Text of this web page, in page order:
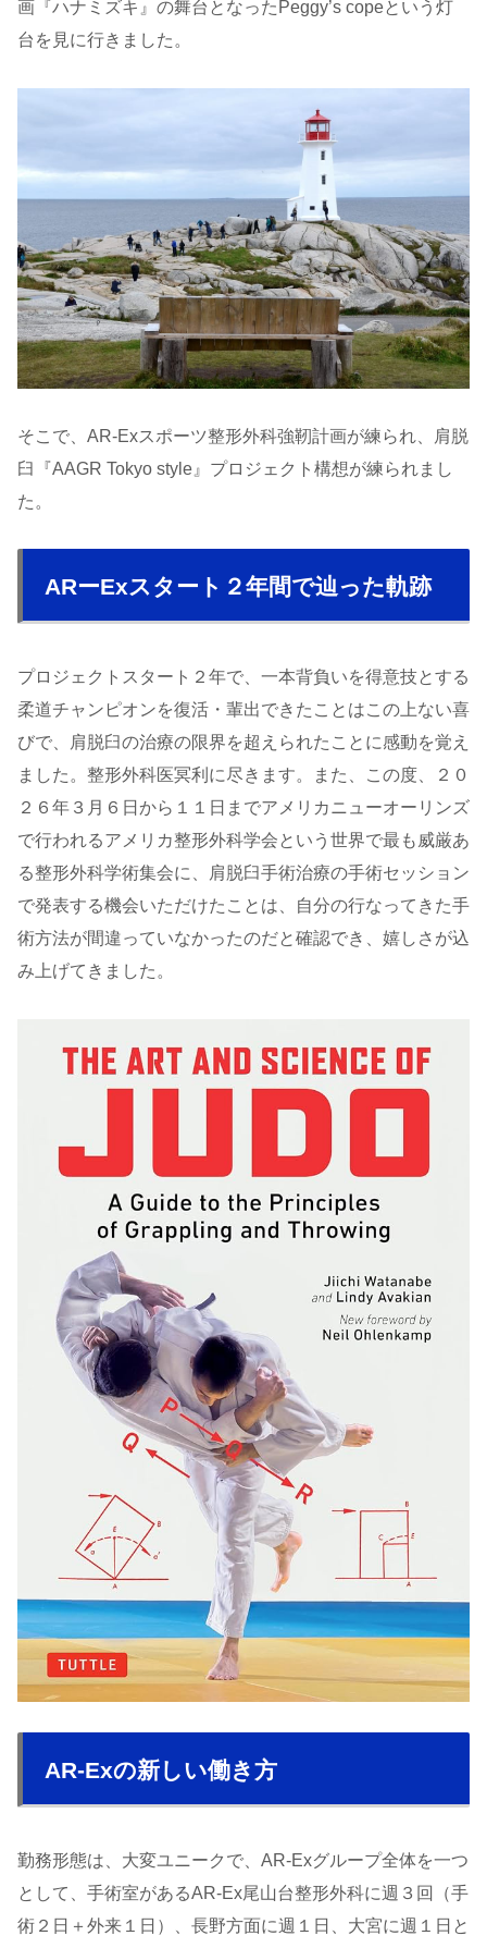
画『ハナミズキ』の舞台となったPeggy’s copeという灯
台を見に行きました。
そこで、AR-Exスポーツ整形外科強靭計画が練られ、肩脱
臼『AAGR Tokyo style』プロジェクト構想が練られまし
た。
ARーExスタート２年間で辿った軌跡
プロジェクトスタート２年で、一本背負いを得意技とする
柔道チャンピオンを復活・輩出できたことはこの上ない喜
びで、肩脱臼の治療の限界を超えられたことに感動を覚え
ました。整形外科医冥利に尽きます。また、この度、２０
２６年３月６日から１１日までアメリカニューオーリンズ
で行われるアメリカ整形外科学会という世界で最も威厳あ
る整形外科学術集会に、肩脱臼手術治療の手術セッション
で発表する機会いただけたことは、自分の行なってきた手
術方法が間違っていなかったのだと確認でき、嬉しさが込
み上げてきました。
AR-Exの新しい働き方
勤務形態は、大変ユニークで、AR-Exグループ全体を一つ
として、手術室があるAR-Ex尾山台整形外科に週３回（手
術２日＋外来１日）、長野方面に週１日、大宮に週１日と